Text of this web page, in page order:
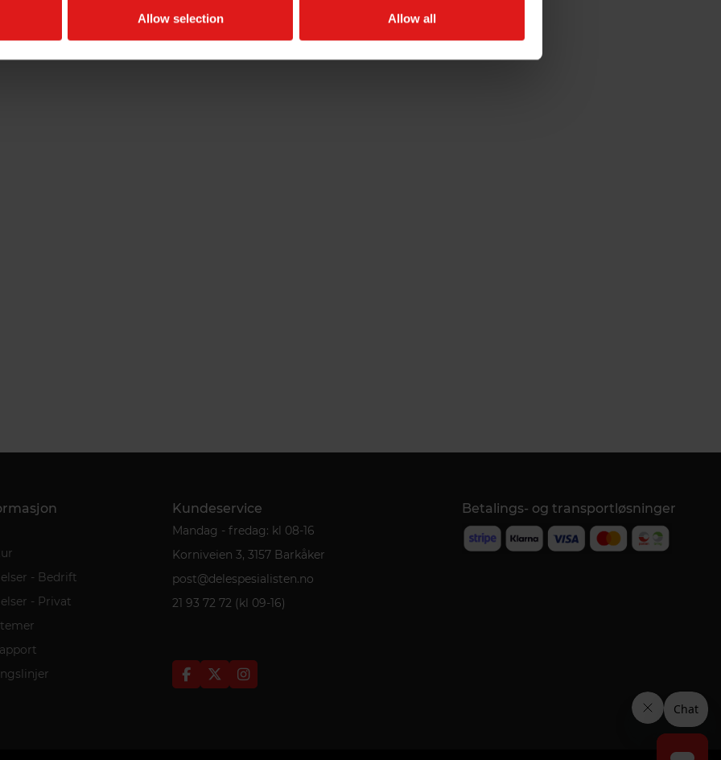
Allow selection Allow all
- Bedrift
- Privat
Kundeservice
Mandag - fredag: kl 08-16
Korniveien 3, 3157 Barkåker
post@delespesialisten.no
21 93 72 72 (kl 09-16)
Betalings- og transportløsninger